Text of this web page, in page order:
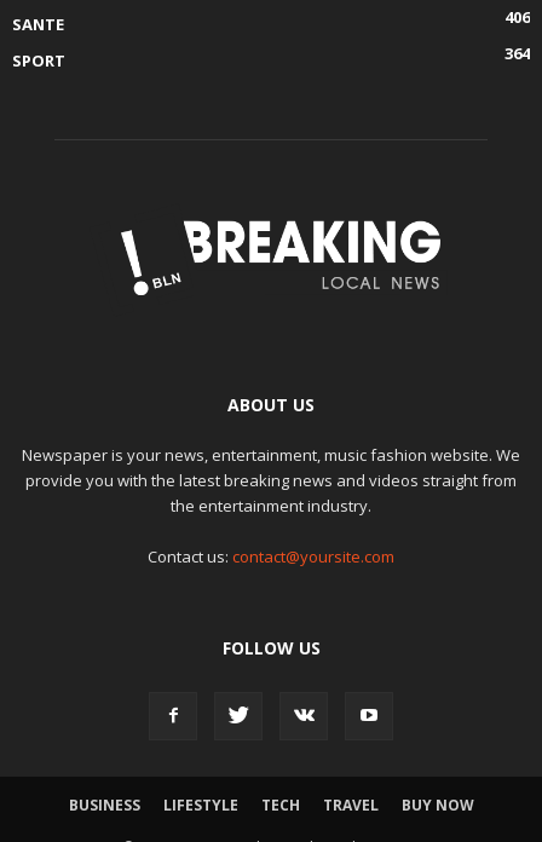
SANTE
406
SPORT
364
ABOUT US
Newspaper is your news, entertainment, music fashion website. We
provide you with the latest breaking news and videos straight from
the entertainment industry.
Contact us: contact@yoursite.com
FOLLOW US
BUSINESS LIFESTYLE TECH TRAVEL BUY NOW